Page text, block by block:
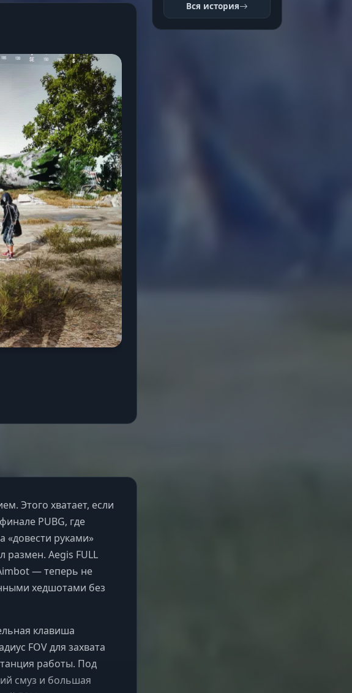
Этого хватает, если
PUBG, где
«довести руками»
размен. Aegis FULL
— теперь не
хедшотами без
клавиша
FOV для захвата
работы. Под
смуз и большая
Вся история